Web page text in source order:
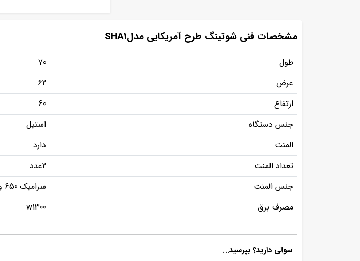
مشخصات فنی شوتینگ طرح آمریکایی مدلSHA1
طول
70
عرض
62
ارتفاع
60
جنس دستگاه
استیل
المنت
دارد
تعداد المنت
2عدد
جنس المنت
سرامیک 650 وات
مصرف برق
w1300
سوالی دارید؟ بپرسید...